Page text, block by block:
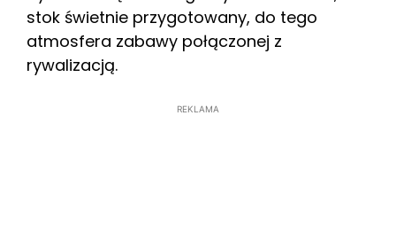
stok świetnie przygotowany, do tego
atmosfera zabawy połączonej z
rywalizacją.
REKLAMA